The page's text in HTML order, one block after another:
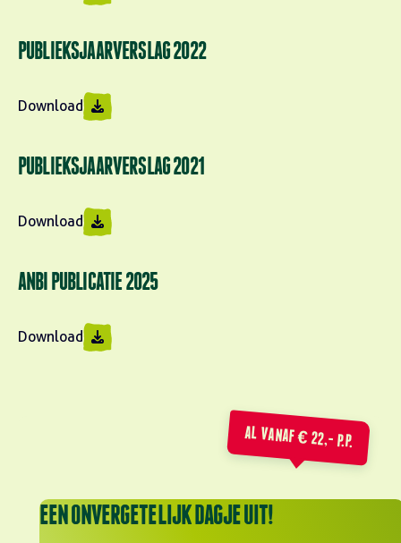
PUBLIEKSJAARVERSLAG 2022
Download
PUBLIEKSJAARVERSLAG 2021
Download
ANBI PUBLICATIE 2025
Download
AL VANAF € 22,- P.P.
EEN ONVERGETELIJK DAGJE UIT!